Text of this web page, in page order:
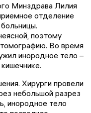
Минздрава Лилия
отделение
поэтому
Во время
инородное тело –
Хирурги провели
небольшой разрез
инородное тело